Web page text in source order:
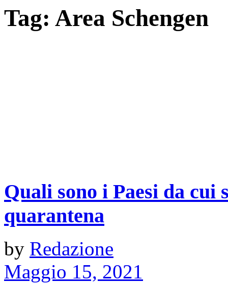
Tag: Area Schengen
Quali sono i Paesi da
quarantena
by Redazione
Maggio 15, 2021